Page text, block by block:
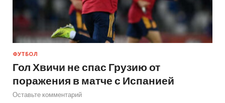
ФУТБОЛ
Гол Хвичи не спас Грузию от
поражения в матче с Испанией
Оставьте комментарий